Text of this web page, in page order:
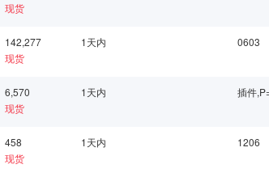
现货
142,277
现货
1天内 0603
6,570
现货
1天内
458
现货
1天内 1206